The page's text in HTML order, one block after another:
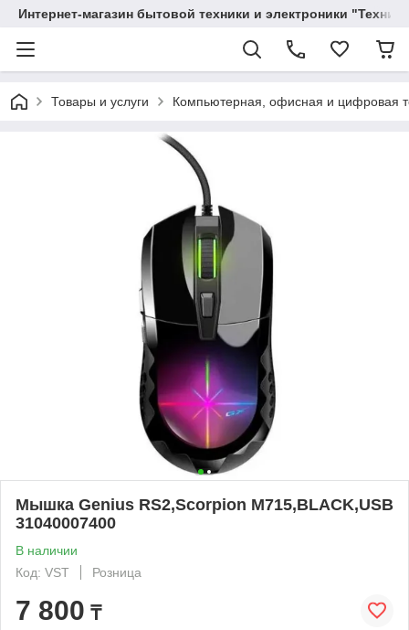
Интернет-магазин бытовой техники и электроники
Товары и услуги Компьютерная, офисная и цифровая
Мышка Genius RS2,Scorpion M715,BLACK,USB
31040007400
В наличии
Код: VST
Розница
7 800 ₸